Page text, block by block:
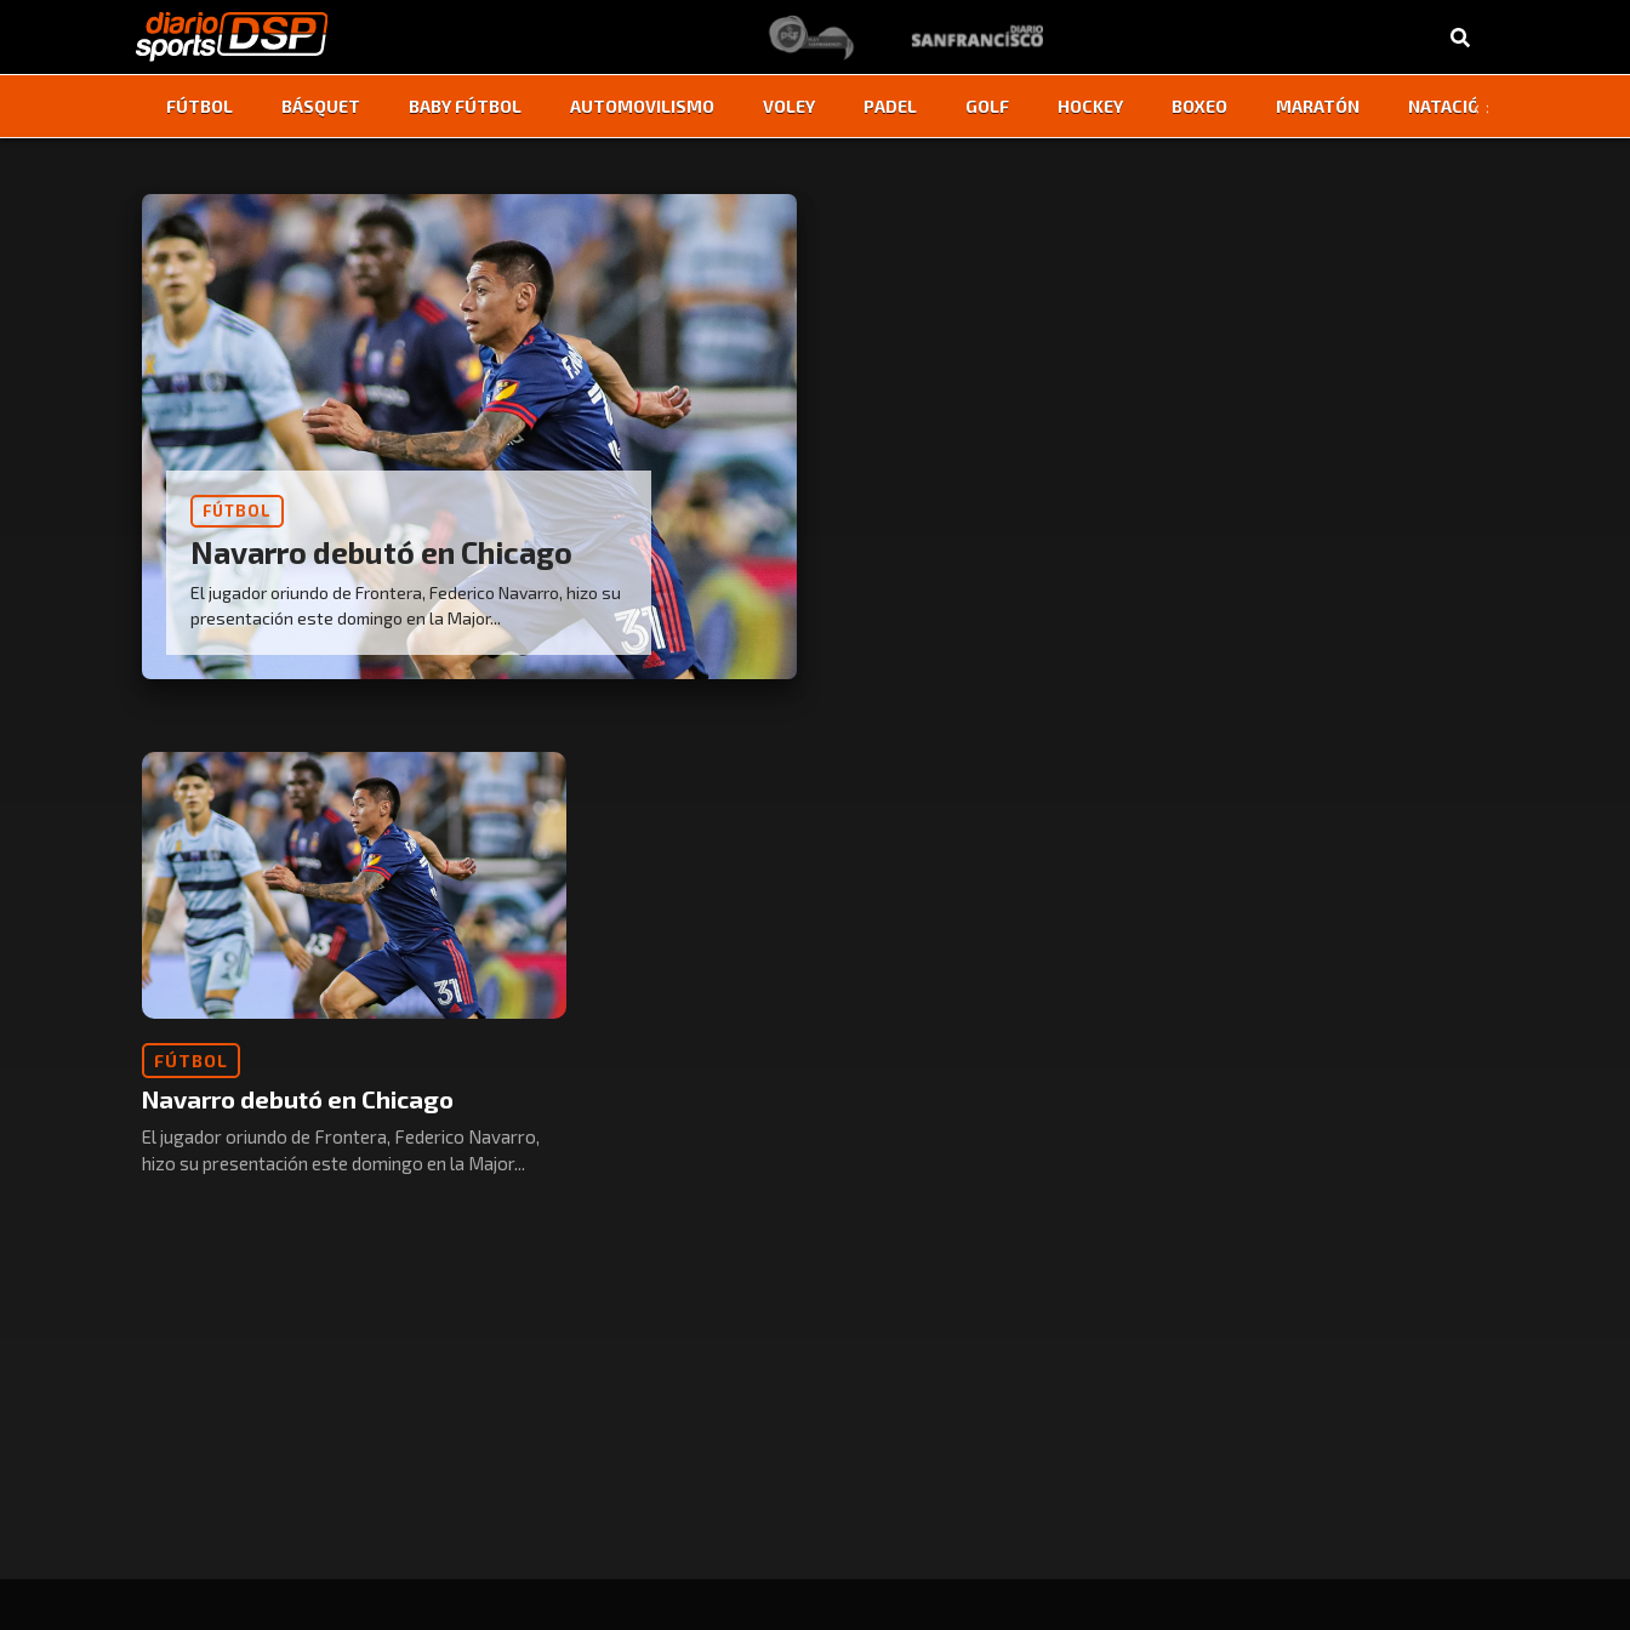
FÚTBOL BÁSQUET BABY FÚTBOL AUTOMOVILISMO VOLEY PADEL GOLF HOCKEY BOXEO MARATÓN NATACIÓN
‹ ›
FÚTBOL
Navarro debutó en Chicago
El jugador oriundo de Frontera, Federico Navarro, hizo su
presentación este domingo en la Major...
FÚTBOL
Navarro debutó en Chicago
El jugador oriundo de Frontera, Federico Navarro,
hizo su presentación este domingo en la Major...